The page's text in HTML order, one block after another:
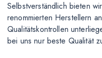
Selbstverständlich bieten
renommierten Herstellern
Qualitätskontrollen
bei uns nur beste Qualität